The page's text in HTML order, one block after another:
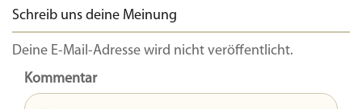
Schreib uns deine Meinung
Deine E-Mail-Adresse wird nicht veröffentlicht.
Kommentar